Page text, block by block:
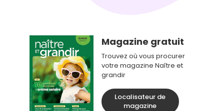
Magazine gratuit
Trouvez où vous procurer
votre magazine Naître et
grandir
Localisateur de
magazine